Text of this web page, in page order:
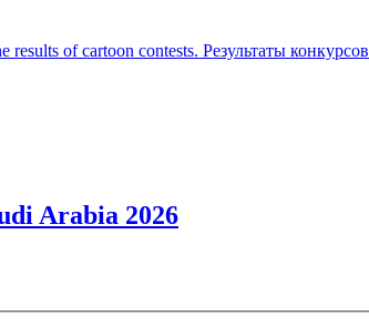
results of cartoon contests. Результаты конкурсов
Arabia 2026